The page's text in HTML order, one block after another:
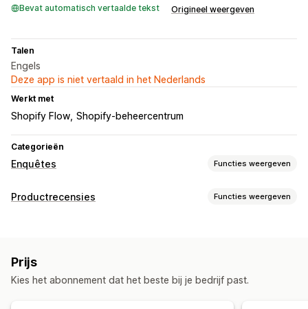
Bevat automatisch vertaalde tekst Origineel weergeven
Talen
Engels
Deze app is niet vertaald in het Nederlands
Werkt met
Shopify Flow Shopify-beheercentrum
Categorieën
Enquêtes Functies weergeven
Formulieraanpassing
Klanttevredenheid
Indieningsbeheer
Productrecensies Functies weergeven
Badges
Pagina met alleen recensies Beste recensies
Prijs
Kies het abonnement dat het beste bij je bedrijf past.